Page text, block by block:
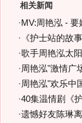
相关新闻
·MV:周艳泓 -
· 《护士站的故
·歌手周艳泓太
·周艳泓"激情广
·周艳泓"欢乐中
·40集温情剧《
·遗憾好友陈琳